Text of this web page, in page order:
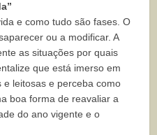
e como tudo são fases. O
ou a modificar. A
as situações por quais
que está imerso em
e leitosas e perceba como
boa forma de reavaliar a
do ano vigente e o